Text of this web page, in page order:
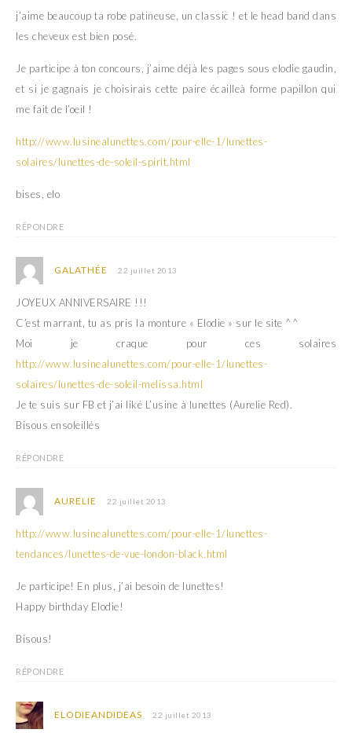
j’aime beaucoup ta robe patineuse, un classic ! et le head band dans
les cheveux est bien posé.
Je participe à ton concours, j’aime déjà les pages sous elodie gaudin,
et si je gagnais je choisirais cette paire écailleà forme papillon qui
me fait de l’oeil !
http://www.lusinealunettes.com/pour-elle-1/lunettes-
solaires/lunettes-de-soleil-spirit.html
bises, elo
RÉPONDRE
GALATHÉE 22 juillet 2013
JOYEUX ANNIVERSAIRE !!!
C’est marrant, tu as pris la monture « Elodie » sur le site ^^
Moi je craque pour ces solaires
http://www.lusinealunettes.com/pour-elle-1/lunettes-
solaires/lunettes-de-soleil-melissa.html
Je te suis sur FB et j’ai liké L’usine à lunettes (Aurelie Red).
Bisous ensoleillés
RÉPONDRE
AURELIE 22 juillet 2013
http://www.lusinealunettes.com/pour-elle-1/lunettes-
tendances/lunettes-de-vue-london-black.html
Je participe! En plus, j’ai besoin de lunettes!
Happy birthday Elodie!
Bisous!
RÉPONDRE
ELODIEANDIDEAS 22 juillet 2013